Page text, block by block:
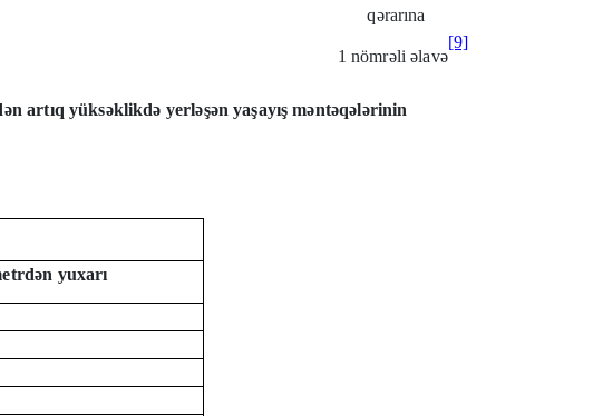
qərarına
1 nömrəli əlavə
[9]
artıq yüksəklikdə yerləşən yaşayış məntəqələrinin
yuxarı